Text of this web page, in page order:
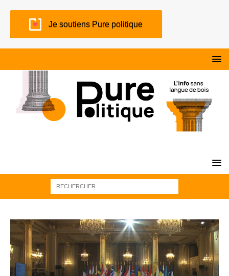
Je soutiens Pure politique